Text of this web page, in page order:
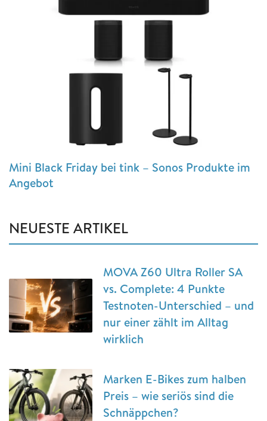
Mini Black Friday bei tink – Sonos Produkte im
Angebot
NEUESTE ARTIKEL
MOVA Z60 Ultra Roller SA
vs. Complete: 4 Punkte
Testnoten-Unterschied – und
nur einer zählt im Alltag
wirklich
Marken E-Bikes zum halben
Preis – wie seriös sind die
Schnäppchen?